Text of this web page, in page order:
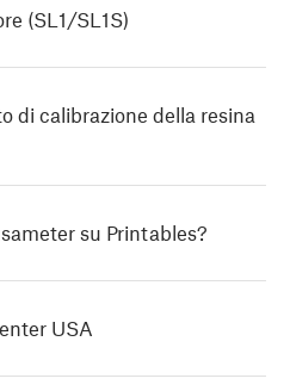
(SL1/SL1S)
di calibrazione della resina
su Printables?
USA